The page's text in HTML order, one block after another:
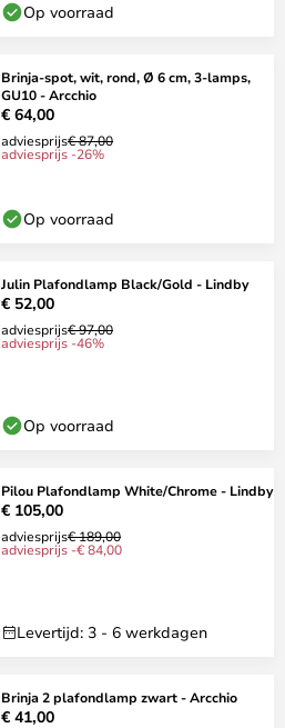
Op voorraad
Brinja-spot, wit, rond, Ø 6 cm, 3-lamps,
GU10 - Arcchio
€ 64,00
adviesprijs€ 87,00
adviesprijs -26%
Op voorraad
Julin Plafondlamp Black/Gold - Lindby
€ 52,00
adviesprijs€ 97,00
adviesprijs -46%
Op voorraad
Pilou Plafondlamp White/Chrome - Lindby
€ 105,00
adviesprijs€ 189,00
adviesprijs -€ 84,00
Levertijd: 3 - 6 werkdagen
Brinja 2 plafondlamp zwart - Arcchio
€ 41,00